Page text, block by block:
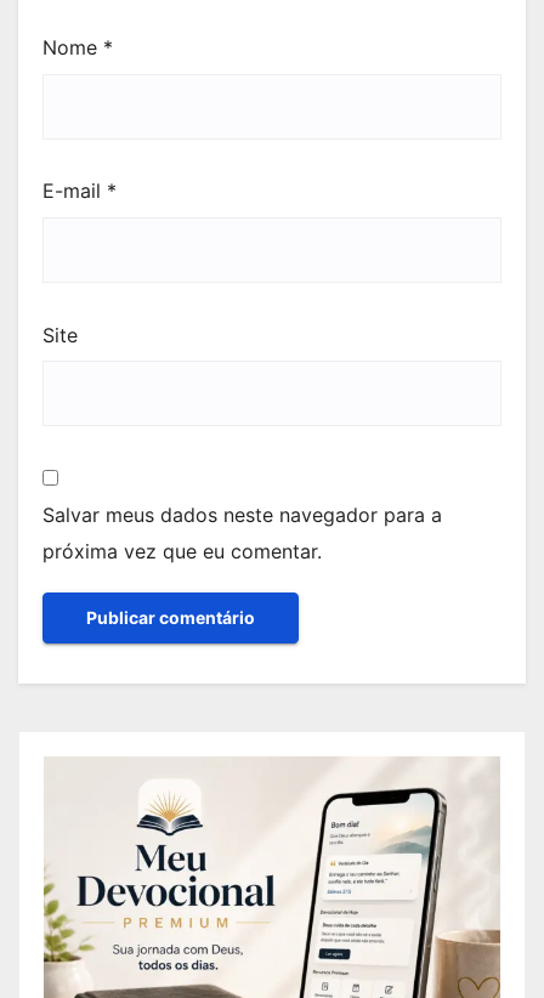
Nome *
E-mail *
Site
Salvar meus dados neste navegador para a
próxima vez que eu comentar.